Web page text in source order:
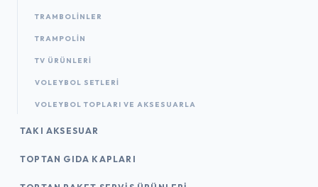
TRAMBOLINLER
TRAMPOLIN
TV ÜRÜNLERI
VOLEYBOL SETLERI
VOLEYBOL TOPLARI VE AKSESUARLA
TAKI AKSESUAR
TOPTAN GIDA KAPLARI